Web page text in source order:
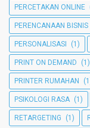
PERCETAKAN ONLINE
PERENCANAAN BISNIS
PERSONALISASI (1)
PRINT ON DEMAND (1)
PRINTER RUMAHAN
PSIKOLOGI RASA (1)
RETARGETING (1)